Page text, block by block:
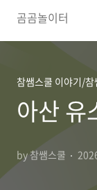
곰곰놀이터
참쌤스쿨 이야기/
아산 유
by 참쌤스쿨